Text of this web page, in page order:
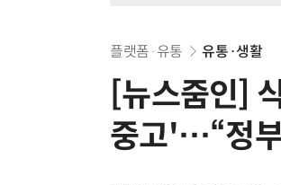
플랫폼·유통 유통·생활
[뉴스줌인]
중고'…“정